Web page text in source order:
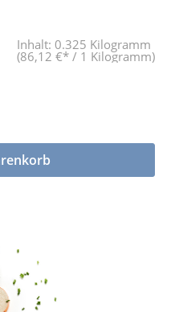
Inhalt: 0.325 Kilogramm
(86,12 €* / 1 Kilogramm)